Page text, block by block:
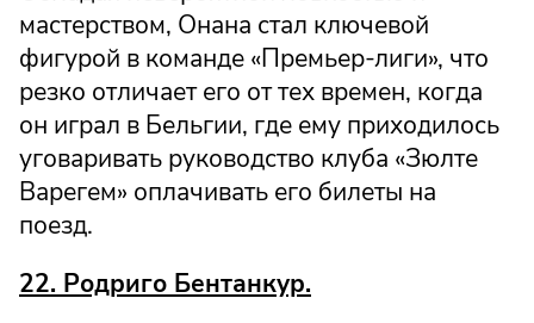
мастерством, Онана стал ключевой
фигурой в команде «Премьер-лиги», что
резко отличает его от тех времен, когда
он играл в Бельгии, где ему приходилось
уговаривать руководство клуба «Зюлте
Варегем» оплачивать его билеты на
поезд.
22. Родриго Бентанкур.